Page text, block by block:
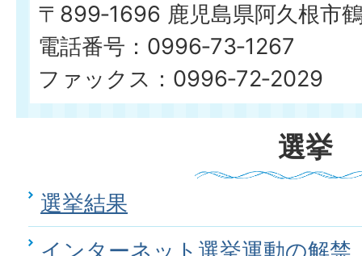
〒899‐1696 鹿児島県阿久根市
電話番号：0996‐73‐1267
ファックス：0996‐72‐2029
選挙
選挙結果